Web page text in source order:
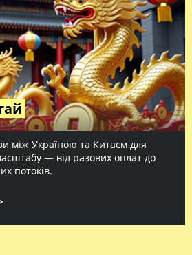
між Україною та Китаєм для
— від разових оплат до
потоків.